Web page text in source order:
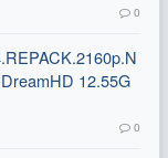
0
12.55G
0